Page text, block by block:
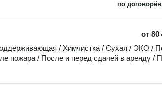
по
от80
/ Химчистка / Сухая / ЭКO /
пожара / После и перед сдачей в аренду /